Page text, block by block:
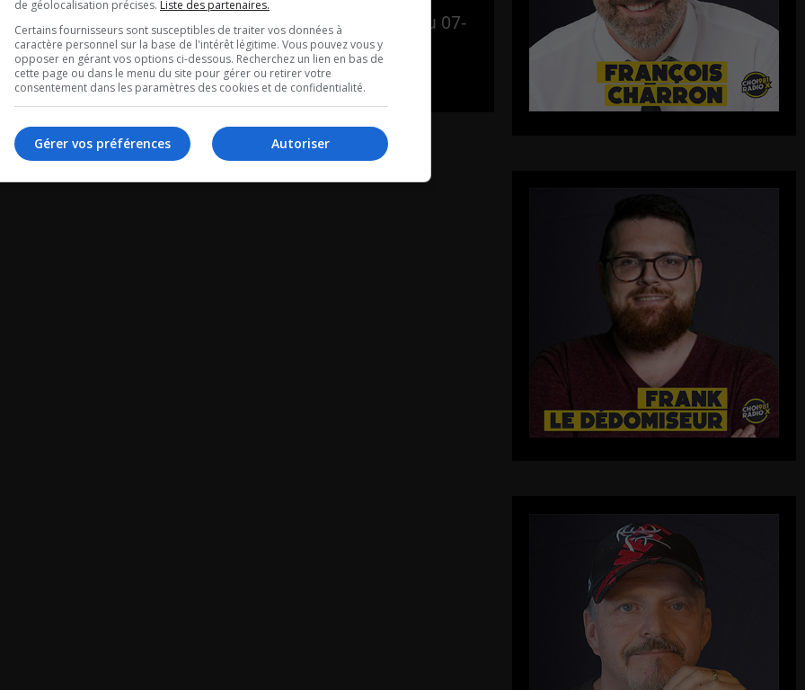
le mid - Intégral
Maurais Live - Intégral du 07-
08-2026
de géolocalisation précises. Liste des partenaires.
Certains fournisseurs sont susceptibles de traiter vos données à
caractère personnel sur la base de l'intérêt légitime. Vous pouvez vous y
opposer en gérant vos options ci-dessous. Recherchez un lien en bas de
cette page ou dans le menu du site pour gérer ou retirer votre
consentement dans les paramètres des cookies et de confidentialité.
Autoriser
Gérer vos préférences